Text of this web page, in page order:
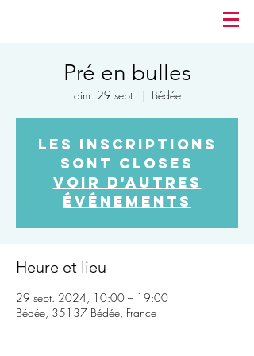
Pré en bulles
dim. 29 sept.
  |
Bédée
Les inscriptions
sont closes
Voir d'autres
événements
Heure et lieu
29 sept. 2024, 10:00 – 19:00
Bédée, 35137 Bédée, France